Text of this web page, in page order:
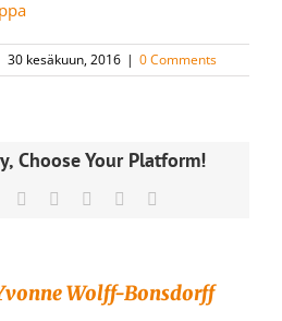
30 kesäkuun, 2016 | 0 Comments
Choose Your Platform!
Reddit LinkedIn
TumblrPinterest
Wolff-Bonsdorff